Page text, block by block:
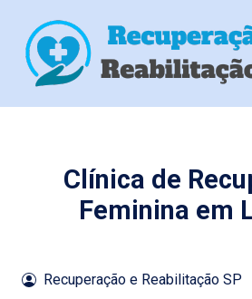
Clínica de
Feminina em
Recuperação e Reabilitação SP